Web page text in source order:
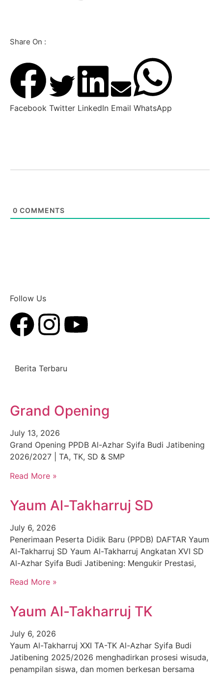
Share On :
Facebook Twitter LinkedIn Email WhatsApp
0 COMMENTS
Follow Us
Berita Terbaru
Grand Opening
July 13, 2026
Grand Opening PPDB Al-Azhar Syifa Budi Jatibening
2026/2027 | TA, TK, SD & SMP
Read More »
Yaum Al-Takharruj SD
July 6, 2026
Penerimaan Peserta Didik Baru (PPDB) DAFTAR Yaum
Al-Takharruj SD Yaum Al-Takharruj Angkatan XVI SD
Al-Azhar Syifa Budi Jatibening: Mengukir Prestasi,
Read More »
Yaum Al-Takharruj TK
July 6, 2026
Yaum Al-Takharruj XXI TA-TK Al-Azhar Syifa Budi
Jatibening 2025/2026 menghadirkan prosesi wisuda,
penampilan siswa, dan momen berkesan bersama